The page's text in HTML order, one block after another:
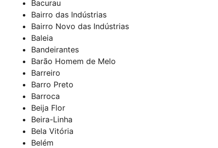
Bacurau
Bairro das Indústrias
Bairro Novo das Indústrias
Baleia
Bandeirantes
Barão Homem de Melo
Barreiro
Barro Preto
Barroca
Beija Flor
Beira-Linha
Bela Vitória
Belém